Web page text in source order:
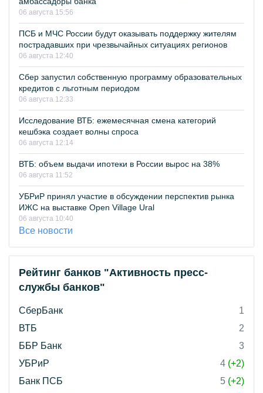
06 августа 15:56
ПСБ и МЧС России будут оказывать поддержку жителям
пострадавших при чрезвычайных ситуациях регионов
06 августа 12:40
Сбер запустил собственную программу образовательных
кредитов с льготным периодом
06 августа 12:33
Исследование ВТБ: ежемесячная смена категорий
кешбэка создает волны спроса
06 августа 12:14
ВТБ: объем выдачи ипотеки в России вырос на 38%
06 августа 11:52
УБРиР принял участие в обсуждении перспектив рынка
ИЖС на выставке Open Village Ural
06 августа 10:40
Все новости
Рейтинг банков "Активность пресс-
службы банков"
СберБанк
1
ВТБ
2
ББР Банк
3
УБРиР
4 (+2)
Банк ПСБ
5 (+2)